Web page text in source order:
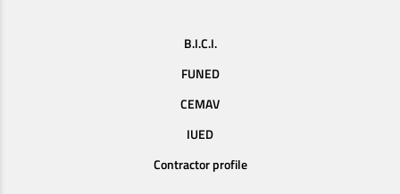
B.I.C.I.
FUNED
CEMAV
IUED
Contractor profile